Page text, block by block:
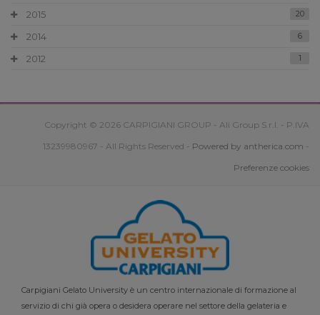
2015 20
2014 6
2012 1
Copyright © 2026 CARPIGIANI GROUP - Ali Group S.r.l. - P.IVA
13239980967 - All Rights Reserved - Powered by antherica.com -
Preferenze cookies
Carpigiani Gelato University è un centro internazionale di formazione al
servizio di chi già opera o desidera operare nel settore della gelateria e